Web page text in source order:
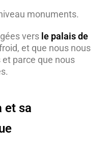
monuments.
vers le palais de
et que nous nous
et parce que nous
et sa